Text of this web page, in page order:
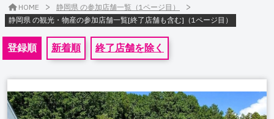
HOME > 静岡県 の参加店舗一覧（1ページ目） >
静岡県 の観光・物産の参加店舗一覧[終了店舗も含む]（1ページ目）
登録順 新着順 終了店舗を除く